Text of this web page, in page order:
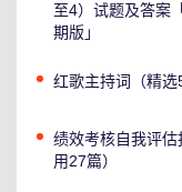
至4）试题及答案
期版」
红歌主持词（精选
绩效考核自我评估
用27篇）